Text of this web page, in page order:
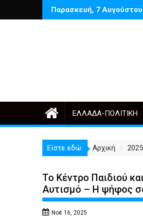
Παρασκευή, 7
Μαρτινέλλη
Δέντρα έργα και πόλη: ανάμεσα
Ποιος
ΕΛΛΆΔΑ-ΠΟΛΙΤΙΚΉ
Είστε εδώ: Αρχική 2025
Το Κέντρο Παιδιού
Αυτισμό – Η ψήφος
Νοέ 16, 2025